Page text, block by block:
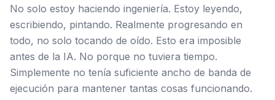
No solo estoy haciendo ingeniería. Estoy leyendo,
escribiendo, pintando. Realmente progresando en
todo, no solo tocando de oído. Esto era imposible
antes de la IA. No porque no tuviera tiempo.
Simplemente no tenía suficiente ancho de banda de
ejecución para mantener tantas cosas funcionando.